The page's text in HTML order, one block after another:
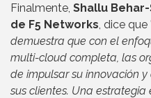
Finalmente, Shallu
de F5 Networks , dice que
demuestra que con el
multi-cloud completa, las
de impulsar su innovación
sus clientes. Una